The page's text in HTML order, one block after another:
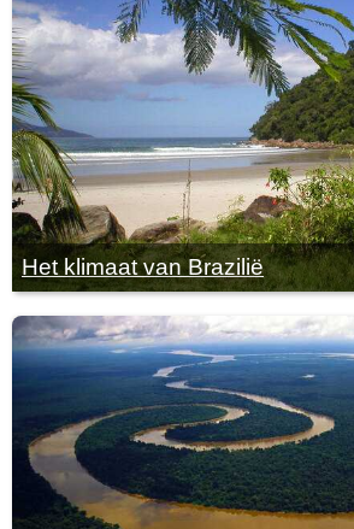
Het klimaat van Brazilië